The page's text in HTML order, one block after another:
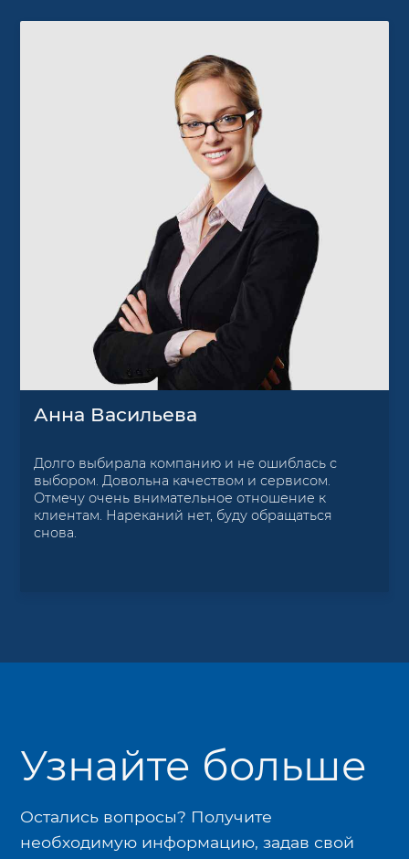
Анна Васильева
Долго выбирала компанию и не ошиблась с
выбором. Довольна качеством и сервисом.
Отмечу очень внимательное отношение к
клиентам. Нареканий нет, буду обращаться
снова.
Узнайте больше
Остались вопросы? Получите
необходимую информацию, задав свой